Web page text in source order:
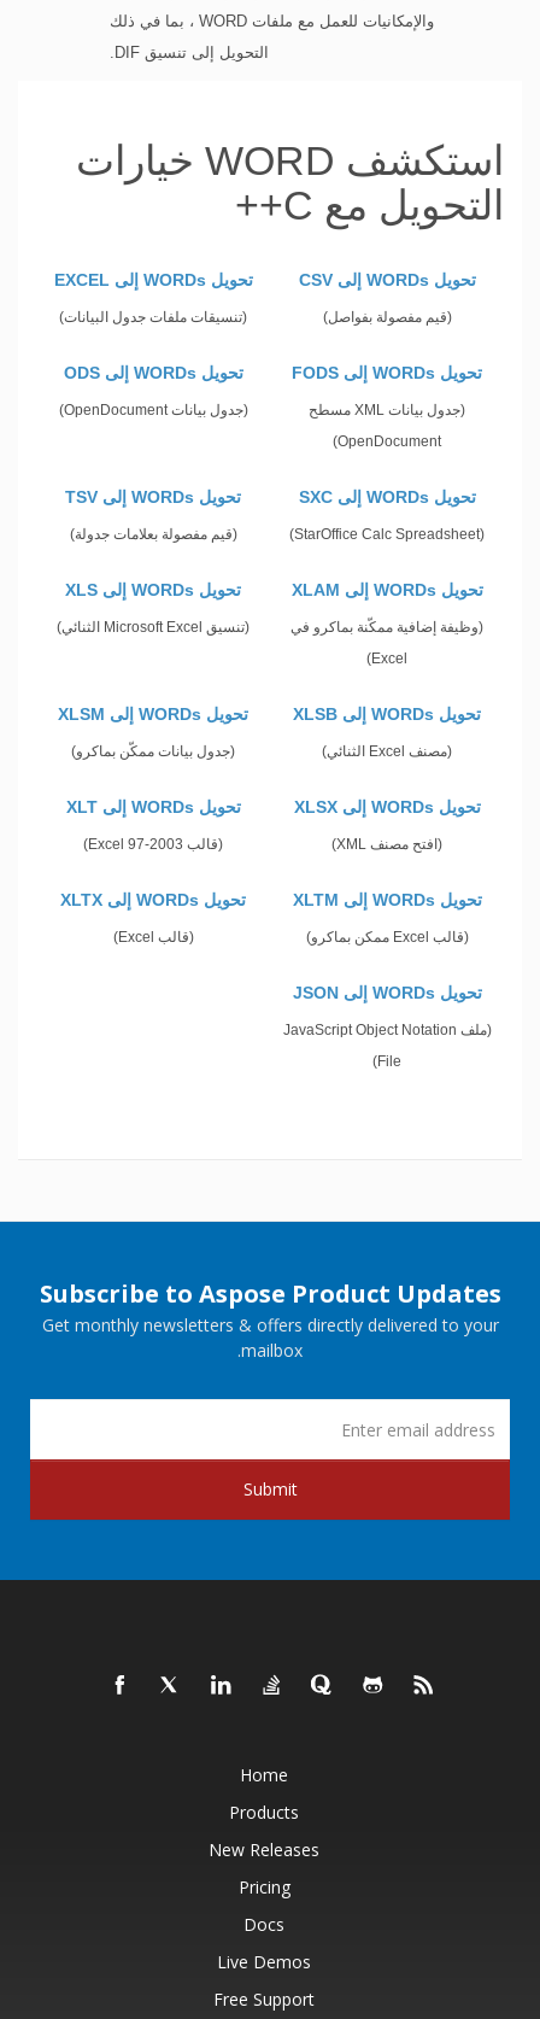
والإمكانيات للعمل مع ملفات WORD ، بما في ذلك
التحويل إلى تنسيق DIF.
استكشف WORD خيارات
التحويل مع C++
تحويل WORDs إلى CSV
(قيم مفصولة بفواصل)
تحويل WORDs إلى EXCEL
(تنسيقات ملفات جدول البيانات)
تحويل WORDs إلى FODS
(جدول بيانات XML مسطح
OpenDocument)
تحويل WORDs إلى ODS
(جدول بيانات OpenDocument)
تحويل WORDs إلى SXC
(StarOffice Calc Spreadsheet)
تحويل WORDs إلى TSV
(قيم مفصولة بعلامات جدولة)
تحويل WORDs إلى XLAM
(وظيفة إضافية ممكّنة بماكرو في
Excel)
تحويل WORDs إلى XLS
(تنسيق Microsoft Excel الثنائي)
تحويل WORDs إلى XLSB
(مصنف Excel الثنائي)
تحويل WORDs إلى XLSM
(جدول بيانات ممكّن بماكرو)
تحويل WORDs إلى XLSX
(افتح مصنف XML)
تحويل WORDs إلى XLT
(قالب Excel 97-2003)
تحويل WORDs إلى XLTM
(قالب Excel ممكن بماكرو)
تحويل WORDs إلى XLTX
(قالب Excel)
تحويل WORDs إلى JSON
(ملف JavaScript Object Notation
File)
Subscribe to Aspose Product Updates
Get monthly newsletters & offers directly delivered to your
mailbox.
Submit
Home
Products
New Releases
Pricing
Docs
Live Demos
Free Support